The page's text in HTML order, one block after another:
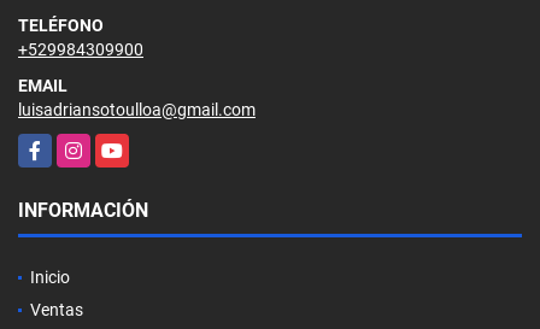
TELÉFONO
+529984309900
EMAIL
luisadriansotoulloa@gmail.com
FacebookInstagramYouTube
INFORMACIÓN
Inicio
Ventas